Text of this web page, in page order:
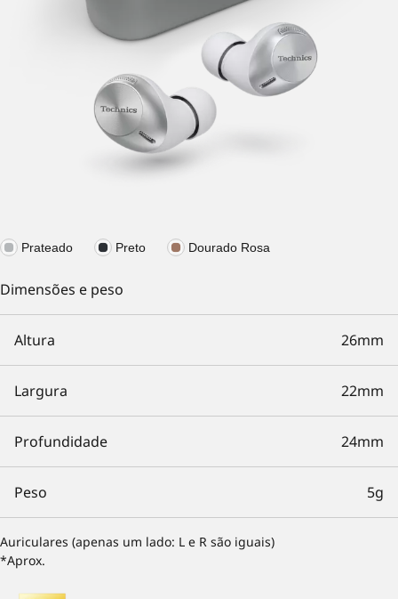
Prateado Preto Dourado Rosa
Dimensões e peso
Altura 26mm
Largura 22mm
Profundidade 24mm
Peso 5g
Auriculares (apenas um lado: L e R são iguais)
*Aprox.